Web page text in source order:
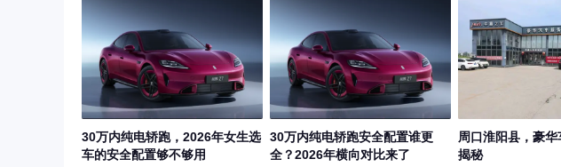
30万内纯电轿跑，2026年女生选
车的安全配置够不够用
30万内纯电轿跑安全配置谁更
全？2026年横向对比来了
周口淮阳县，豪
揭秘